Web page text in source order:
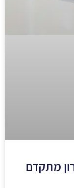
מתקדם